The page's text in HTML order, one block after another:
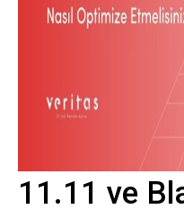
11.11 ve